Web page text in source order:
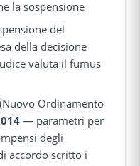
la sospensione
del
della decisione
valuta il fumus
(Nuovo Ordinamento
— parametri per
degli
accordo scritto i